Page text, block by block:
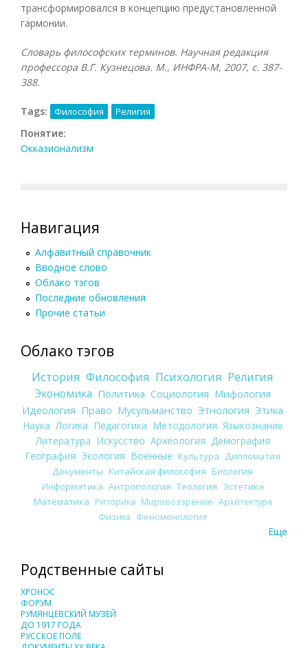
трансформировался в концепцию предустановленной
гармонии.
Словарь философских терминов. Научная редакция
профессора В.Г. Кузнецова. М., ИНФРА-М, 2007, с. 387-
388.
Tags: Философия Религия
Понятие:
Окказионализм
Навигация
Алфавитный справочник
Вводное слово
Облако тэгов
Последние обновления
Прочие статьи
Облако тэгов
История Философия Психология Религия
Экономика Политика Социология Мифология
Идеология Право Мусульманство Этнология Этика
Наука Логика Педагогика Методология Языкознание
Литература Искусство Археология Демография
География Экология Военные Культура
Дипломатия
Документы Китайская философия Биология
Информатика Антропология Теология Эстетика
Математика Риторика Мировоззрение Архитектура
Физика Феноменология
Еще
Родственные сайты
ХРОНОС
ФОРУМ
РУМЯНЦЕВСКИЙ МУЗЕЙ
ДО 1917 ГОДА
РУССКОЕ ПОЛЕ